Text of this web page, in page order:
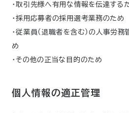
・取引先様へ有用な情報を伝達する
・採用応募者の採用選考業務のため
・従業員（退職者を含む）の人事労
め
・その他の正当な目的のため
個人情報の適正管理